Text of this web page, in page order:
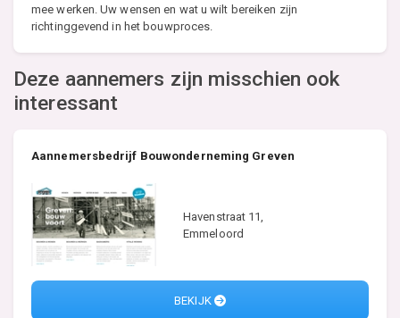
mee werken. Uw wensen en wat u wilt bereiken zijn
richtinggevend in het bouwproces.
Deze aannemers zijn misschien ook
interessant
Aannemersbedrijf Bouwonderneming Greven
Havenstraat 11,
Emmeloord
BEKIJK